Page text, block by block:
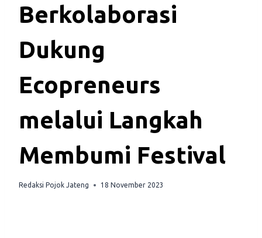
Berkolaborasi
Dukung
Ecopreneurs
melalui Langkah
Membumi Festival
Redaksi Pojok Jateng 18 November 2023